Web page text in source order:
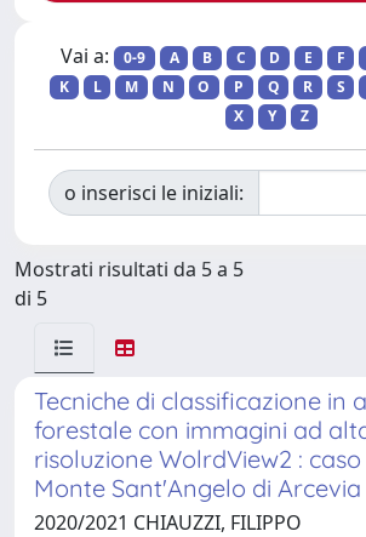
Vai a: 0-9 A B C D E F
K
L M N O P Q R S
X
Y Z
o inserisci le iniziali:
Mostrati risultati da 5 a 5
di 5
Tecniche di classificazione in
forestale con immagini ad
risoluzione WolrdView2 :
Monte Sant'Angelo di
2020/2021 CHIAUZZI, FILIPPO